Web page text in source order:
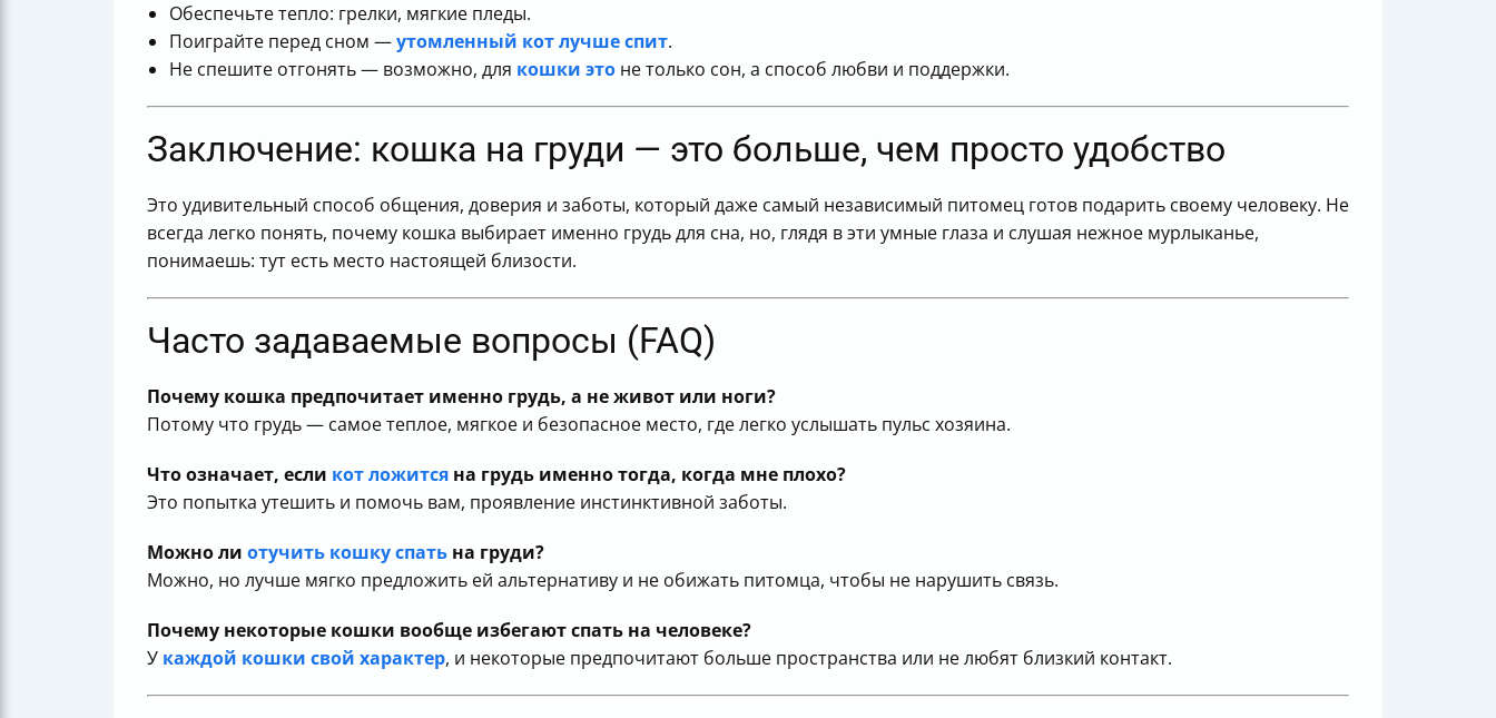
Обеспечьте тепло: грелки, мягкие пледы.
Поиграйте перед сном —утомленный кот лучше спит.
Не спешите отгонять — возможно, для кошки это не только сон, а способ любви и поддержки.
Заключение: кошка на груди — это больше, чем просто удобство
Это удивительный способ общения, доверия и заботы, который даже самый независимый питомец готов подарить своему человеку. Не
всегда легко понять, почему кошка выбирает именно грудь для сна, но, глядя в эти умные глаза и слушая нежное мурлыканье,
понимаешь: тут есть место настоящей близости.
Часто задаваемые вопросы (FAQ)
Почему кошка предпочитает именно грудь, а не живот или ноги?
Потому что грудь — самое теплое, мягкое и безопасное место, где легко услышать пульс хозяина.
Что означает, если кот ложится на грудь именно тогда, когда мне плохо?
Это попытка утешить и помочь вам, проявление инстинктивной заботы.
Можно ли отучить кошку спать на груди?
Можно, но лучше мягко предложить ей альтернативу и не обижать питомца, чтобы не нарушить связь.
Почему некоторые кошки вообще избегают спать на человеке?
У каждой кошки свой характер, и некоторые предпочитают больше пространства или не любят близкий контакт.